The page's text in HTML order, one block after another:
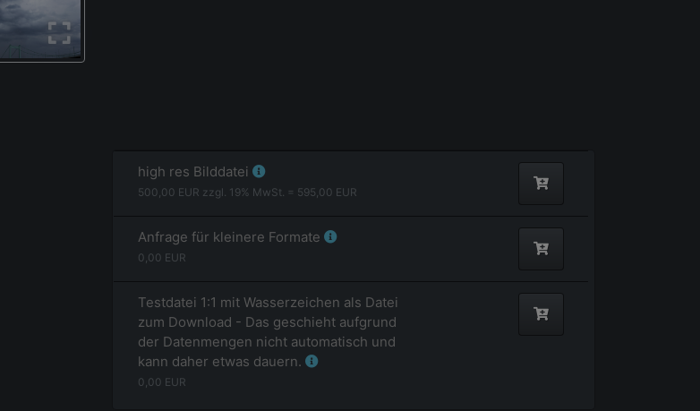
high res Bilddatei
500,00 EUR zzgl. 19% MwSt. = 595,00 EUR
Anfrage für kleinere Formate
0,00 EUR
Testdatei 1:1 mit Wasserzeichen als Datei
zum Download - Das geschieht aufgrund
der Datenmengen nicht automatisch und
kann daher etwas dauern.
0,00 EUR